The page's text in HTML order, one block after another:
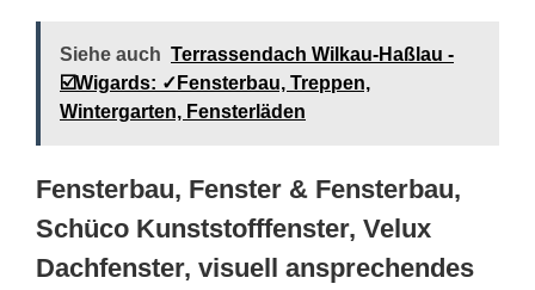
Siehe auch Terrassendach Wilkau-Haßlau -
☑️Wigards: ✓Fensterbau, Treppen,
Wintergarten, Fensterläden
Fensterbau, Fenster & Fensterbau,
Schüco Kunststofffenster, Velux
Dachfenster, visuell ansprechendes